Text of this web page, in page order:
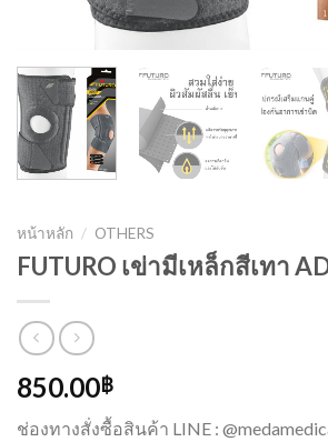
หน้าหลัก / OTHERS
FUTURO เข่ามีเหล็กสีเทา
850.00฿
ช่องทางสั่งซื้อสินค้า LINE :